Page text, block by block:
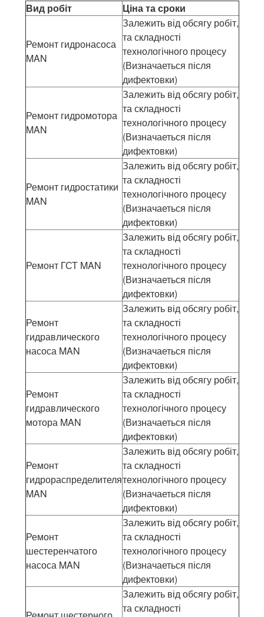
Вид робіт Ціна та сроки
Ремонт гидронасоса
MAN
Залежить від обсягу робіт,
та складності
технологічного процесу
(Визначаеться після
дифектовки)
Ремонт гидромотора
MAN
Залежить від обсягу робіт,
та складності
технологічного процесу
(Визначаеться після
дифектовки)
Ремонт гидростатики
MAN
Залежить від обсягу робіт,
та складності
технологічного процесу
(Визначаеться після
дифектовки)
Ремонт ГСТ MAN
Залежить від обсягу робіт,
та складності
технологічного процесу
(Визначаеться після
дифектовки)
Ремонт
гидравлического
насоса MAN
Залежить від обсягу робіт,
та складності
технологічного процесу
(Визначаеться після
дифектовки)
Ремонт
гидравлического
мотора MAN
Залежить від обсягу робіт,
та складності
технологічного процесу
(Визначаеться після
дифектовки)
Ремонт
гидрораспределителя
MAN
Залежить від обсягу робіт,
та складності
технологічного процесу
(Визначаеться після
дифектовки)
Ремонт
шестеренчатого
насоса MAN
Залежить від обсягу робіт,
та складності
технологічного процесу
(Визначаеться після
дифектовки)
Залежить від обсягу робіт,
та складності